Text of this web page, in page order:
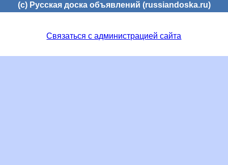
(c) Русская доска объявлений (russiandoska.ru)
Связаться с администрацией сайта